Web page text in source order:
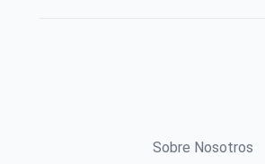
Sobre Nosotros